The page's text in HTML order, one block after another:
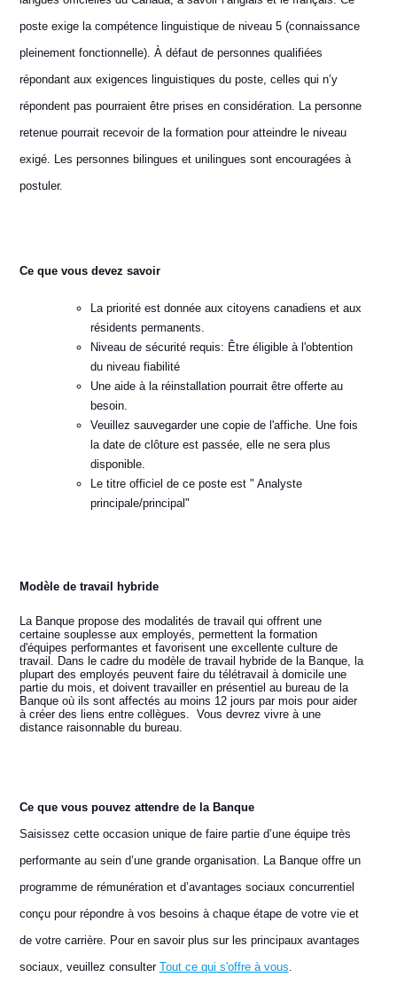
poste exige la compétence linguistique de niveau 5 (connaissance
pleinement fonctionnelle). À défaut de personnes qualifiées
répondant aux exigences linguistiques du poste, celles qui n’y
répondent pas pourraient être prises en considération. La personne
retenue pourrait recevoir de la formation pour atteindre le niveau
exigé. Les personnes bilingues et unilingues sont encouragées à
postuler.
Ce que vous devez savoir
La priorité est donnée aux citoyens canadiens et aux
résidents permanents.
Niveau de sécurité requis: Être éligible à l'obtention
du niveau fiabilité
Une aide à la réinstallation pourrait être offerte au
besoin.
Veuillez sauvegarder une copie de l'affiche. Une fois
la date de clôture est passée, elle ne sera plus
disponible.
Le titre officiel de ce poste est " Analyste
principale/principal"
Modèle de travail hybride
La Banque propose des modalités de travail qui offrent une
certaine souplesse aux employés, permettent la formation
d'équipes performantes et favorisent une excellente culture de
travail. Dans le cadre du modèle de travail hybride de la Banque, la
plupart des employés peuvent faire du télétravail à domicile une
partie du mois, et doivent travailler en présentiel au bureau de la
Banque où ils sont affectés au moins 12 jours par mois pour aider
à créer des liens entre collègues. Vous devrez vivre à une
distance raisonnable du bureau.
Ce que vous pouvez attendre de la Banque
Saisissez cette occasion unique de faire partie d’une équipe très
performante au sein d’une grande organisation. La Banque offre un
programme de rémunération et d’avantages sociaux concurrentiel
conçu pour répondre à vos besoins à chaque étape de votre vie et
de votre carrière. Pour en savoir plus sur les principaux avantages
sociaux, veuillez consulter Tout ce qui s'offre à vous.